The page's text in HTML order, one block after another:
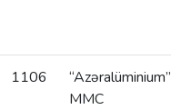
1106
“Azəralüminium”
MMC